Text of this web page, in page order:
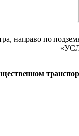
направо по